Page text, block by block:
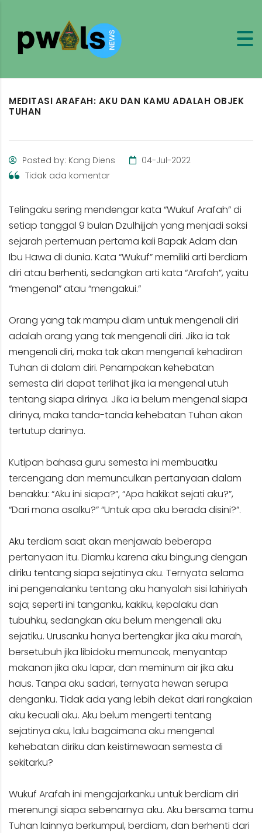
MEDITASI ARAFAH: AKU DAN KAMU ADALAH OBJEK
TUHAN
Posted by: Kang Diens
04-Jul-2022
Tidak ada komentar
Telingaku sering mendengar kata “Wukuf Arafah” di
setiap tanggal 9 bulan Dzulhijjah yang menjadi saksi
sejarah pertemuan pertama kali Bapak Adam dan
Ibu Hawa di dunia. Kata “Wukuf” memiliki arti berdiam
diri atau berhenti, sedangkan arti kata “Arafah”, yaitu
“mengenal” atau “mengakui.”
Orang yang tak mampu diam untuk mengenali diri
adalah orang yang tak mengenali diri. Jika ia tak
mengenali diri, maka tak akan mengenali kehadiran
Tuhan di dalam diri. Penampakan kehebatan
semesta diri dapat terlihat jika ia mengenal utuh
tentang siapa dirinya. Jika ia belum mengenal siapa
dirinya, maka tanda-tanda kehebatan Tuhan akan
tertutup darinya.
Kutipan bahasa guru semesta ini membuatku
tercengang dan memunculkan pertanyaan dalam
benakku: “Aku ini siapa?”, “Apa hakikat sejati aku?”,
“Dari mana asalku?” “Untuk apa aku berada disini?”.
Aku terdiam saat akan menjawab beberapa
pertanyaan itu. Diamku karena aku bingung dengan
diriku tentang siapa sejatinya aku. Ternyata selama
ini pengenalanku tentang aku hanyalah sisi lahiriyah
saja; seperti ini tanganku, kakiku, kepalaku dan
tubuhku, sedangkan aku belum mengenali aku
sejatiku. Urusanku hanya bertengkar jika aku marah,
bersetubuh jika libidoku memuncak, menyantap
makanan jika aku lapar, dan meminum air jika aku
haus. Tanpa aku sadari, ternyata hewan serupa
denganku. Tidak ada yang lebih dekat dari rangkaian
aku kecuali aku. Aku belum mengerti tentang
sejatinya aku, lalu bagaimana aku mengenal
kehebatan diriku dan keistimewaan semesta di
sekitarku?
Wukuf Arafah ini mengajarkanku untuk berdiam diri
merenungi siapa sebenarnya aku. Aku bersama tamu
Tuhan lainnya berkumpul, berdiam, dan berhenti dari